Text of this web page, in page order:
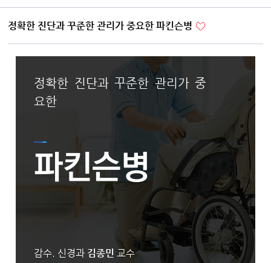
정확한 진단과 꾸준한 관리가 중요한 파킨슨병
정확한 진단과 꾸준한 관리가 중
요한
파킨슨병
감수. 신경과 김종민교수